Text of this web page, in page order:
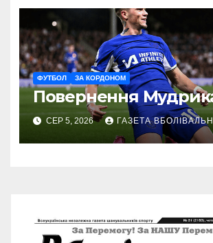
ФУТБОЛ ЗА КОРДОНОМ
Повернення
СЕР 5, 2026 ГАЗЕТА